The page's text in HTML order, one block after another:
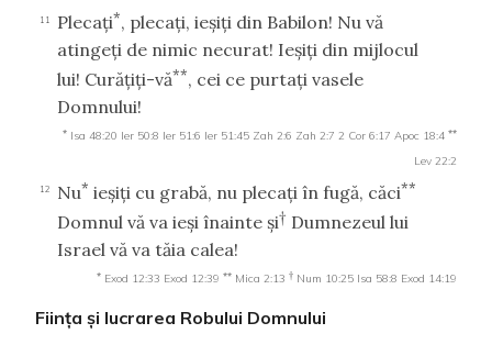
11 Plecaţi*, plecaţi, ieşiţi din Babilon! Nu vă
atingeţi de nimic necurat! Ieşiţi din mijlocul
lui! Curăţiţi-vă**, cei ce purtaţi vasele
Domnului!
* Isa 48:20 Ier 50:8 Ier 51:6 Ier 51:45 Zah 2:6 Zah 2:7 2 Cor 6:17 Apoc 18:4 **
Lev 22:2
12 Nu* ieşiţi cu grabă, nu plecaţi în fugă, căci**
Domnul vă va ieşi înainte şi† Dumnezeul lui
Israel vă va tăia calea!
* Exod 12:33 Exod 12:39 ** Mica 2:13 † Num 10:25 Isa 58:8 Exod 14:19
Fiinţa şi lucrarea Robului Domnului